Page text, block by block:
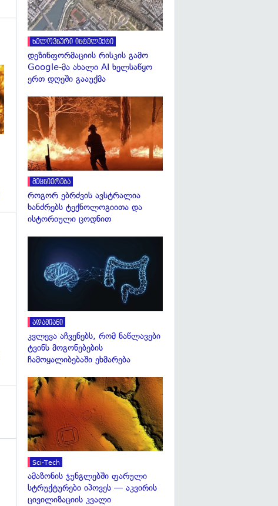
გადახედვა
გადახედვა
ხელოვნური ინტელექტი
დეზინფორმაციის რისკის გამო
Google-მა ახალი AI ხელსაწყო
ერთ დღეში გააუქმა
მეცნიერება
როგორ ებრძვის ავსტრალია
ხანძრებს ტექნოლოგიითა და
ისტორიული ცოდნით
ადამიანი
კვლევა აჩვენებს, რომ ნაწლავები
ტვინს მოგონებების
ჩამოყალიბებაში ეხმარება
Sci-Tech
ამაზონის ჯუნგლებში ფარული
სტრუქტურები იპოვეს — აკვირის
ცივილიზაციის კვალი